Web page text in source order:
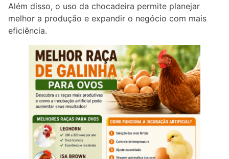
Além disso, o uso da chocadeira permite planejar
melhor a produção e expandir o negócio com mais
eficiência.